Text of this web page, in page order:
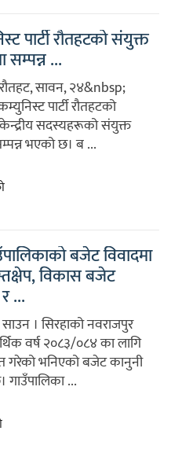
पार्टी रौतहटको संयुक्त
...
सावन, २४&nbsp;
पार्टी रौतहटको
केन्द्रीय सदस्यहरूको संयुक्त
भएको छ। ब ...
बजेट विवादमा
विकास बजेट
...
। सिरहाको नवराजपुर
वर्ष २०८३/०८४ का लागि
गरेको भनिएको बजेट कानुनी
गाउँपालिका ...